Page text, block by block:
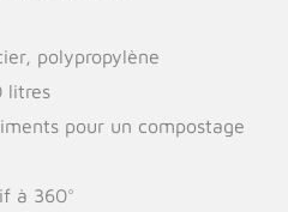
polypropylène
litres
pour un compostage
à 360°